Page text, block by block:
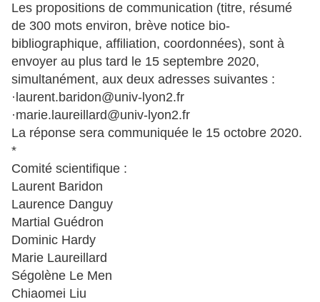
Les propositions de communication (titre, résumé
de 300 mots environ, brève notice bio-
bibliographique, affiliation, coordonnées), sont à
envoyer au plus tard le 15 septembre 2020,
simultanément, aux deux adresses suivantes :
·laurent.baridon@univ-lyon2.fr
·marie.laureillard@univ-lyon2.fr
La réponse sera communiquée le 15 octobre 2020.
*
Comité scientifique :
Laurent Baridon
Laurence Danguy
Martial Guédron
Dominic Hardy
Marie Laureillard
Ségolène Le Men
Chiaomei Liu